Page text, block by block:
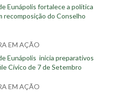
Eunápolis fortalece a política
recomposição do Conselho
EM AÇÃO
Eunápolis inicia preparativos
Cívico de 7 de Setembro
EM AÇÃO